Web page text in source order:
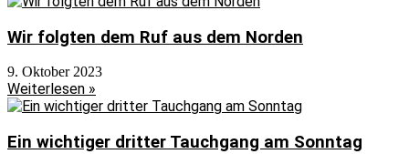
Wir folgten dem Ruf aus dem Norden
9. Oktober 2023
Weiterlesen »
Ein wichtiger dritter Tauchgang am Sonntag